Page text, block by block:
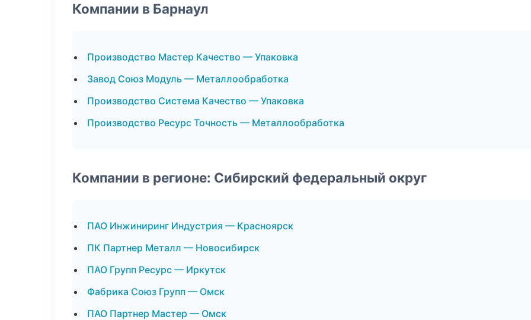
Компании в Барнаул
Производство Мастер Качество — Упаковка
Завод Союз Модуль — Металлообработка
Производство Система Качество — Упаковка
Производство Ресурс Точность — Металлообработка
Компании в регионе: Сибирский федеральный округ
ПАО Инжиниринг Индустрия — Красноярск
ПК Партнер Металл — Новосибирск
ПАО Групп Ресурс — Иркутск
Фабрика Союз Групп — Омск
ПАО Партнер Мастер — Омск